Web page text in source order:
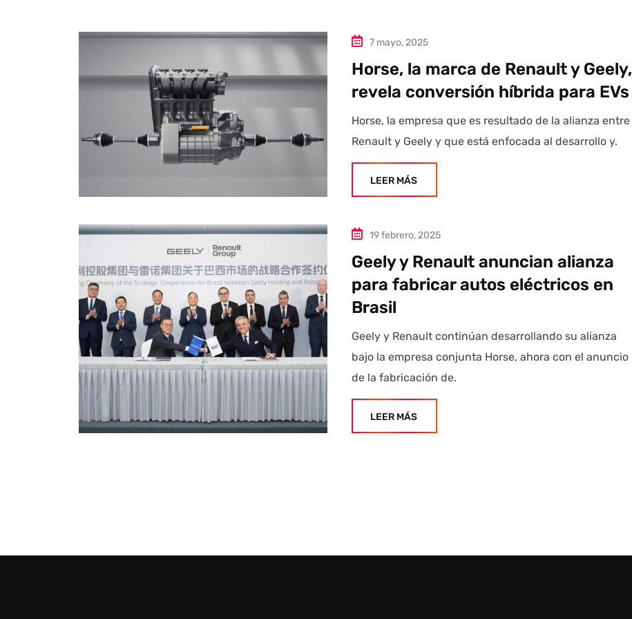
7 mayo, 2025
Horse, la marca de Renault y Geely,
revela conversión híbrida para EVs
Horse, la empresa que es resultado de la alianza entre
Renault y Geely y que está enfocada al desarrollo y.
LEER MÁS
19 febrero, 2025
Geely y Renault anuncian alianza
para fabricar autos eléctricos en
Brasil
Geely y Renault continúan desarrollando su alianza
bajo la empresa conjunta Horse, ahora con el anuncio
de la fabricación de.
LEER MÁS